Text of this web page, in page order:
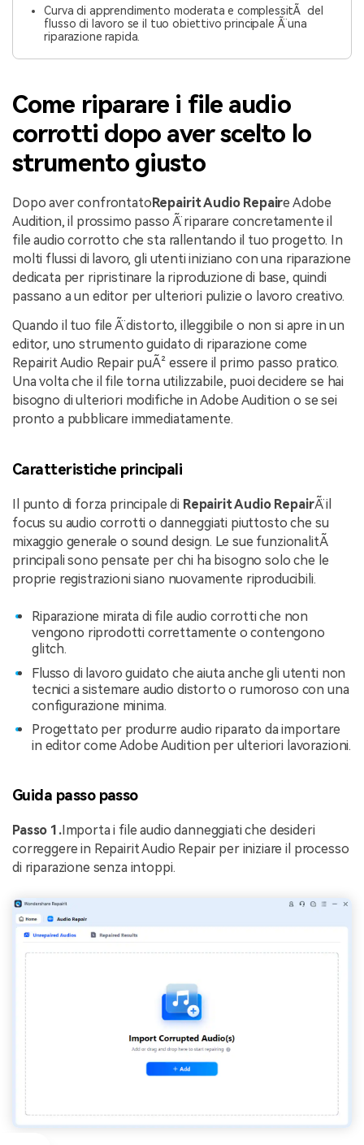
Curva di apprendimento moderata e complessitÃ del
flusso di lavoro se il tuo obiettivo principale Ã¨ una
riparazione rapida.
Come riparare i file audio
corrotti dopo aver scelto lo
strumento giusto
Dopo aver confrontato Repairit Audio Repaire Adobe
Audition, il prossimo passo Ã¨ riparare concretamente il
file audio corrotto che sta rallentando il tuo progetto. In
molti flussi di lavoro, gli utenti iniziano con una riparazione
dedicata per ripristinare la riproduzione di base, quindi
passano a un editor per ulteriori pulizie o lavoro creativo.
Quando il tuo file Ã¨ distorto, illeggibile o non si apre in un
editor, uno strumento guidato di riparazione come
Repairit Audio Repair puÃ² essere il primo passo pratico.
Una volta che il file torna utilizzabile, puoi decidere se hai
bisogno di ulteriori modifiche in Adobe Audition o se sei
pronto a pubblicare immediatamente.
Caratteristiche principali
Il punto di forza principale di Repairit Audio RepairÃ¨ il
focus su audio corrotti o danneggiati piuttosto che su
mixaggio generale o sound design. Le sue funzionalitÃ
principali sono pensate per chi ha bisogno solo che le
proprie registrazioni siano nuovamente riproducibili.
Riparazione mirata di file audio corrotti che non
vengono riprodotti correttamente o contengono
glitch.
Flusso di lavoro guidato che aiuta anche gli utenti non
tecnici a sistemare audio distorto o rumoroso con una
configurazione minima.
Progettato per produrre audio riparato da importare
in editor come Adobe Audition per ulteriori lavorazioni.
Guida passo passo
Passo 1.Importa i file audio danneggiati che desideri
correggere in Repairit Audio Repair per iniziare il processo
di riparazione senza intoppi.